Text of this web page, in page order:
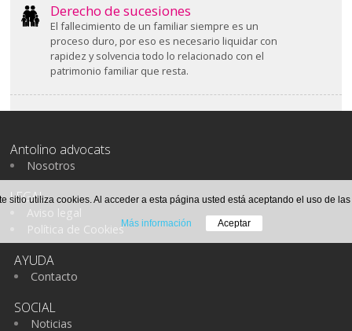
Derecho de sucesiones
El fallecimiento de un familiar siempre es un
proceso duro, por eso es necesario liquidar con
rapidez y solvencia todo lo relacionado con el
patrimonio familiar que resta.
Antolino advocats
Nosotros
LEGAL
Aviso legal
Política de Cookies
AYUDA
Contacto
SOCIAL
Noticias
sitio utiliza cookies. Al acceder a esta página usted está aceptando el uso de las
Más información Aceptar